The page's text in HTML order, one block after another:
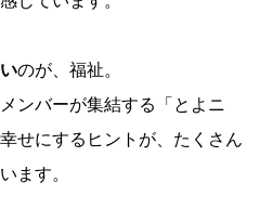
のが、福祉。
ンバーが集結する「とよニ
せにするヒントが、たくさん
ます。